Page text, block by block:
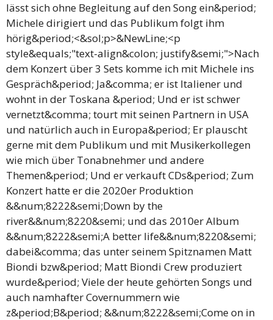
lässt sich ohne Begleitung auf den Song ein&period;
Michele dirigiert und das Publikum folgt ihm
hörig&period;<&sol;p>&NewLine;<p
style&equals;"text-align&colon; justify&semi;">Nach
dem Konzert über 3 Sets komme ich mit Michele ins
Gespräch&period; Ja&comma; er ist Italiener und
wohnt in der Toskana &period; Und er ist schwer
vernetzt&comma; tourt mit seinen Partnern in USA
und natürlich auch in Europa&period; Er plauscht
gerne mit dem Publikum und mit Musikerkollegen
wie mich über Tonabnehmer und andere
Themen&period; Und er verkauft CDs&period; Zum
Konzert hatte er die 2020er Produktion
&&num;8222&semi;Down by the
river&&num;8220&semi; und das 2010er Album
&&num;8222&semi;A better life&&num;8220&semi;
dabei&comma; das unter seinem Spitznamen Matt
Biondi bzw&period; Matt Biondi Crew produziert
wurde&period; Viele der heute gehörten Songs und
auch namhafter Covernummern wie
z&period;B&period; &&num;8222&semi;Come on in